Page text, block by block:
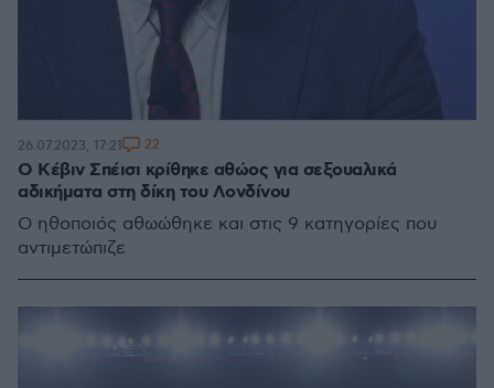
Ο Κέβιν Σπέισι κρίθηκε αθώος για σεξουαλικά
αδικήματα στη δίκη του Λονδίνου
Ο ηθοποιός αθωώθηκε και στις 9 κατηγορίες που
αντιμετώπιζε
26.07.2023, 17:21 22